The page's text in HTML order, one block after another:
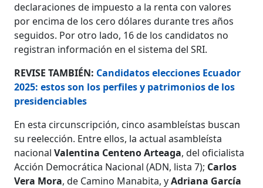
declaraciones de impuesto a la renta con valores
por encima de los cero dólares durante tres años
seguidos. Por otro lado, 16 de los candidatos no
registran información en el sistema del SRI.
REVISE TAMBIÉN: Candidatos elecciones Ecuador
2025: estos son los perfiles y patrimonios de los
presidenciables
En esta circunscripción, cinco asambleístas buscan
su reelección. Entre ellos, la actual asambleísta
nacionalValentina Centeno Arteaga, del oficialista
Acción Democrática Nacional (ADN, lista 7); Carlos
Vera Mora, de Camino Manabita, yAdriana García